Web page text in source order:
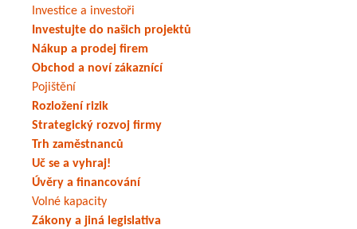
Investice a investoři
Investujte do našich projektů
Nákup a prodej firem
Obchod a noví zákaznící
Pojištění
Rozložení rizik
Strategický rozvoj firmy
Trh zaměstnanců
Uč se a vyhraj!
Úvěry a financování
Volné kapacity
Zákony a jiná legislativa